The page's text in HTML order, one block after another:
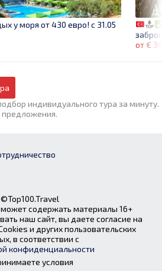
от €
у моря от 430 евро! c 31.05
индивидуального тура за минуту.
предложения.
©Top100.Travel
содержать материалы 16+
наш сайт, вы даете согласие на
и других пользовательских
в соответствии с
конфиденциальности
условия